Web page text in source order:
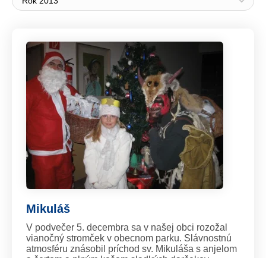
Mikuláš
V podvečer 5. decembra sa v našej obci rozožal
vianočný stromček v obecnom parku. Slávnostnú
atmosféru znásobil príchod sv. Mikuláša s anjelom